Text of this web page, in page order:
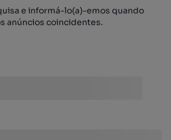
e informá-lo(a)-emos quando
anúncios coincidentes.
pesquisa